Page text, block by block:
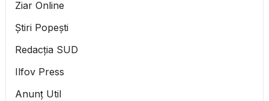
Ziar Online
Știri Popești
Redacția SUD
Ilfov Press
Anunț Util